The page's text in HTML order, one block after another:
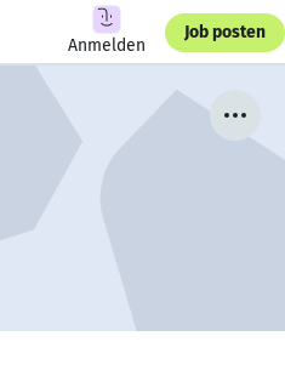
Anmelden
Job posten